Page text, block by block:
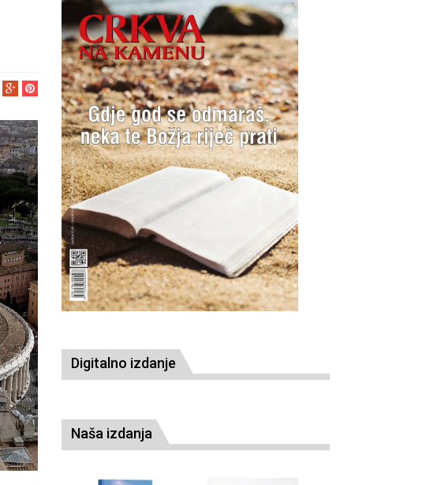
Digitalno izdanje
Naša izdanja